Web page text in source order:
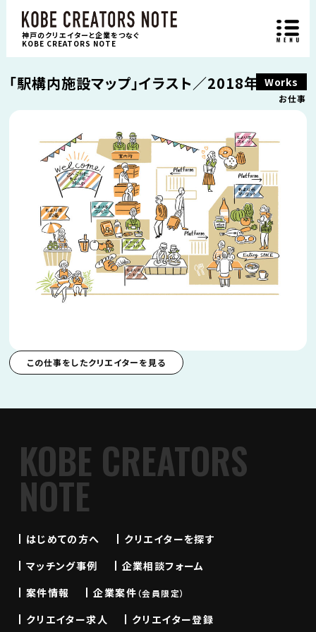
神戸のクリエイターと企業をつなぐ
KOBE CREATORS NOTE
Works
お仕事
「駅構内施設マップ」イラスト／2018年
この仕事をしたクリエイターを見る
KOBE CREATORS
NOTE
はじめての方へ
クリエイターを探す
マッチング事例
企業相談フォーム
案件情報
企業案件（会員限定）
クリエイター求人 クリエイター登録